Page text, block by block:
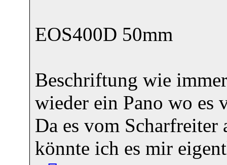
EOS400D 50mm
Beschriftung wie
wieder ein Pano wo es
Da es vom
könnte ich es mir